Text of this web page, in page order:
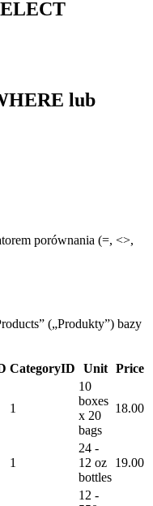
lub
porównania (=, <>,
(„Produkty”) bazy
CategoryID Unit Price
1
10
boxes
x 20
bags
18.00
1
24 -
12 oz
bottles
19.00
12 -